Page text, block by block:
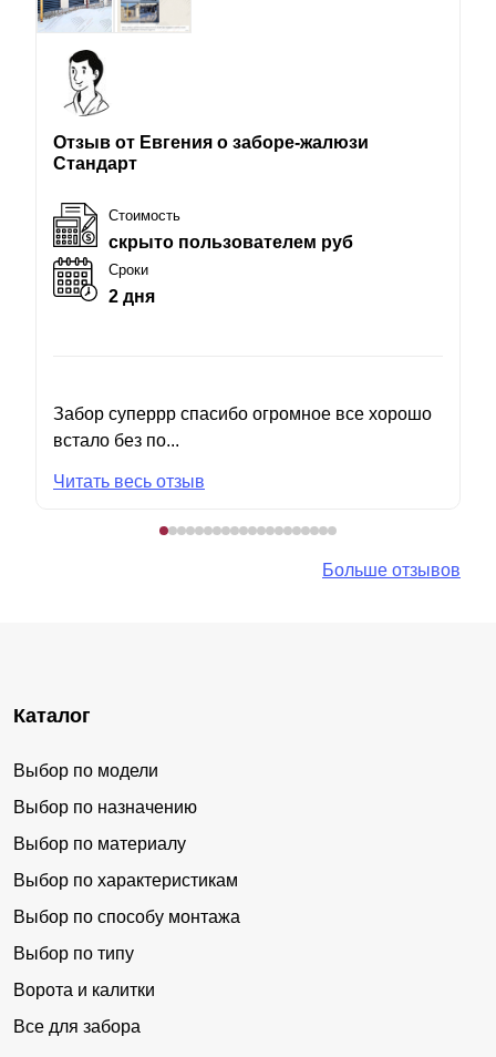
Отзыв от Евгения о заборе-жалюзи
Стандарт
Стоимость
скрыто пользователем руб
Сроки
2 дня
Забор суперрр спасибо огромное все хорошо
встало без по...
Читать весь отзыв
Больше отзывов
Каталог
Выбор по модели
Выбор по назначению
Выбор по материалу
Выбор по характеристикам
Выбор по способу монтажа
Выбор по типу
Ворота и калитки
Все для забора